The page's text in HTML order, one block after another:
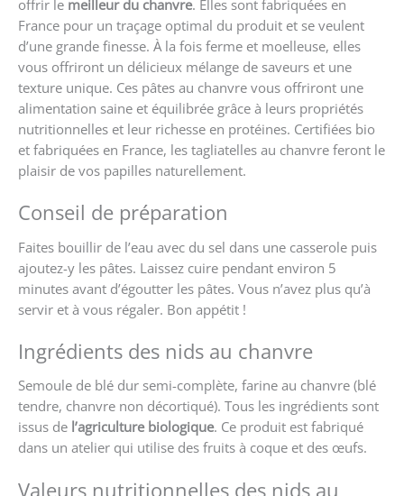
offrir le meilleur du chanvre. Elles sont fabriquées en
France pour un traçage optimal du produit et se veulent
d’une grande finesse. À la fois ferme et moelleuse, elles
vous offriront un délicieux mélange de saveurs et une
texture unique. Ces pâtes au chanvre vous offriront une
alimentation saine et équilibrée grâce à leurs propriétés
nutritionnelles et leur richesse en protéines. Certifiées bio
et fabriquées en France, les tagliatelles au chanvre feront le
plaisir de vos papilles naturellement.
Conseil de préparation
Faites bouillir de l’eau avec du sel dans une casserole puis
ajoutez-y les pâtes. Laissez cuire pendant environ 5
minutes avant d’égoutter les pâtes. Vous n’avez plus qu’à
servir et à vous régaler. Bon appétit !
Ingrédients des nids au chanvre
Semoule de blé dur semi-complète, farine au chanvre (blé
tendre, chanvre non décortiqué). Tous les ingrédients sont
issus de l’agriculture biologique. Ce produit est fabriqué
dans un atelier qui utilise des fruits à coque et des œufs.
Valeurs nutritionnelles des nids au